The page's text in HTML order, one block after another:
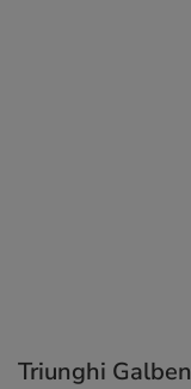
Triunghi Galben